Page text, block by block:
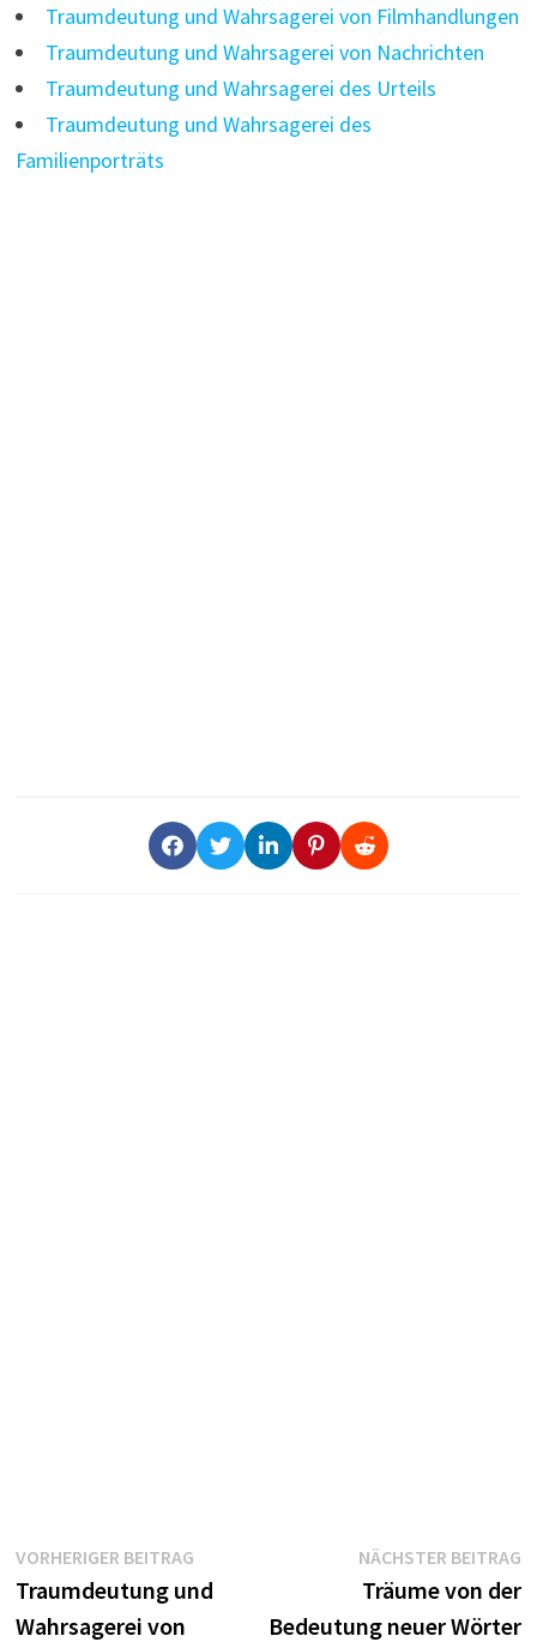
Traumdeutung und Wahrsagerei von Filmhandlungen
Traumdeutung und Wahrsagerei von Nachrichten
Traumdeutung und Wahrsagerei des Urteils
Traumdeutung und Wahrsagerei des
Familienporträts
Beitragsnavigation
VORHERIGER BEITRAGVorheriger
Beitrag:
Traumdeutung und
Wahrsagerei von
NÄCHSTER BEITRAG
Träume von der
Bedeutung neuer Wörter